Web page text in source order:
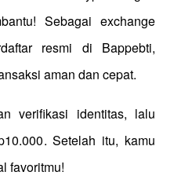
Sebagai exchange
resmi di Bappebti,
aman dan cepat.
verifikasi identitas, lalu
Setelah itu, kamu
favoritmu!